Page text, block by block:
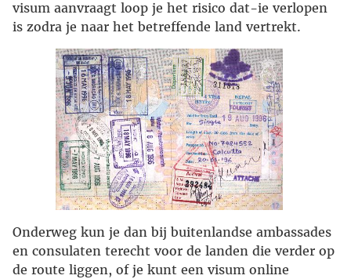
visum aanvraagt loop je het risico dat-ie verlopen
is zodra je naar het betreffende land vertrekt.
Onderweg kun je dan bij buitenlandse ambassades
en consulaten terecht voor de landen die verder op
de route liggen, of je kunt een visum online